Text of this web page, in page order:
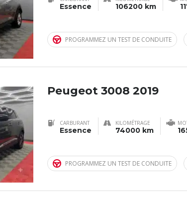
Essence 106200 km
PROGRAMMEZ UN TEST DE CONDUITE
Peugeot 3008 2019
CARBURANT
Essence
KILOMÉTRAGE
74000 km
PROGRAMMEZ UN TEST DE CONDUITE